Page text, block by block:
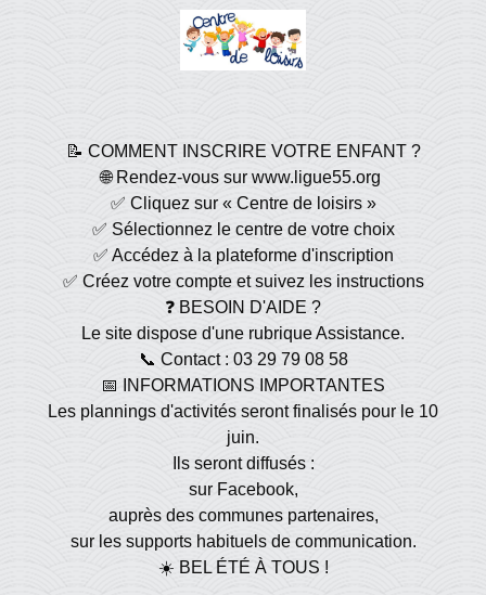
📝 COMMENT INSCRIRE VOTRE ENFANT ?
🌐 Rendez-vous sur www.ligue55.org
✅ Cliquez sur « Centre de loisirs »
✅ Sélectionnez le centre de votre choix
✅ Accédez à la plateforme d'inscription
✅ Créez votre compte et suivez les instructions
❓ BESOIN D'AIDE ?
Le site dispose d'une rubrique Assistance.
📞 Contact : 03 29 79 08 58
📅 INFORMATIONS IMPORTANTES
Les plannings d'activités seront finalisés pour le 10
juin.
Ils seront diffusés :
sur Facebook,
auprès des communes partenaires,
sur les supports habituels de communication.
☀️ BEL ÉTÉ À TOUS !